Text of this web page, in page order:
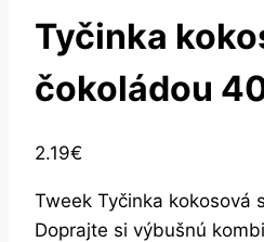
Tyčinka
čokoládou
2.19€
Tweek Tyčinka kokosová
Doprajte si výbušnú